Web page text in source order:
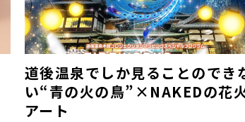
道後温泉でしか見ることのでき
い“青の火の鳥”×NAKEDの花
アート